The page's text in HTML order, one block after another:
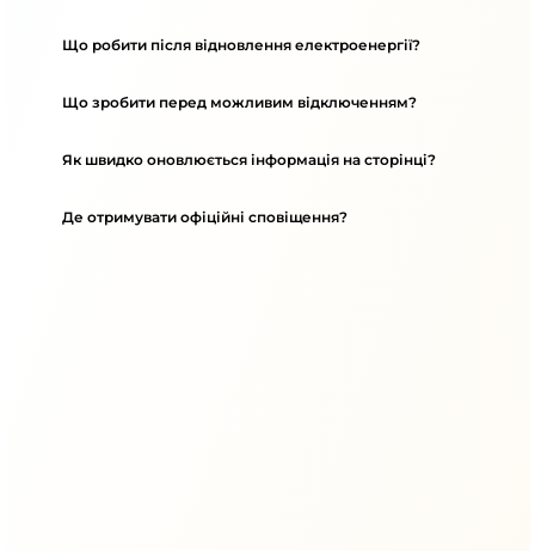
Що робити після відновлення електроенергії?
Що зробити перед можливим відключенням?
Як швидко оновлюється інформація на сторінці?
Де отримувати офіційні сповіщення?